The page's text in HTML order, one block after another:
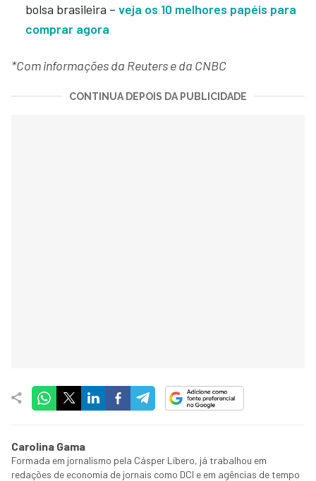
bolsa brasileira – veja os 10 melhores papéis para
comprar agora
*Com informações da Reuters e da CNBC
CONTINUA DEPOIS DA PUBLICIDADE
Carolina Gama
Formada em jornalismo pela Cásper Líbero, já trabalhou em
redações de economia de jornais como DCI e em agências de tempo